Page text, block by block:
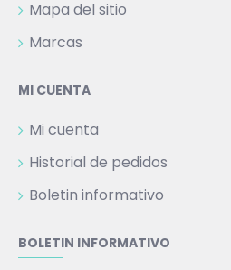
Mapa del sitio
Marcas
MI CUENTA
Mi cuenta
Historial de pedidos
Boletin informativo
BOLETIN INFORMATIVO